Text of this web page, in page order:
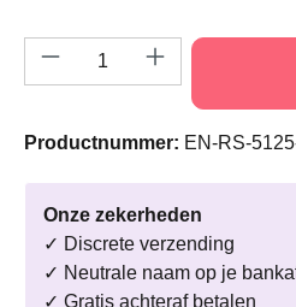
Producthoeveelheid:
Productnummer: EN-RS-
Onze zekerheden
✓ Discrete verzending
✓ Neutrale naam op je
✓ Gratis achteraf betalen